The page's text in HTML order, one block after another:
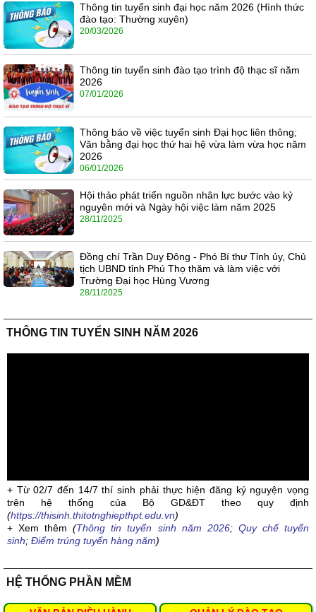
Thông tin tuyển sinh đại học năm 2026 (Hình thức
đào tạo: Thường xuyên)
20/03/2026
Thông tin tuyển sinh đào tạo trình độ thạc sĩ năm
2026
07/01/2026
Thông báo về việc tuyển sinh Đại học liên thông;
Văn bằng đại học thứ hai hệ vừa làm vừa học năm
2026
06/01/2026
Hội thảo phát triển nguồn nhân lực bước vào kỷ
nguyên mới và Ngày hội việc làm năm 2025
28/11/2025
Đồng chí Trần Duy Đông - Phó Bí thư Tỉnh ủy, Chủ
tịch UBND tỉnh Phú Thọ thăm và làm việc với
Trường Đại học Hùng Vương
28/11/2025
THÔNG TIN TUYỂN SINH NĂM 2026
+ Từ 02/7 đến 14/7 thí sinh phải thực hiện đăng ký nguyện vọng
trên hệ thống của Bộ GD&ĐT theo quy định
(https://thisinh.thitotnghiepthpt.edu.vn)
+ Xem thêm(Thông tin tuyển sinh năm 2026; Quy chế tuyển
sinh; Điểm trúng tuyển hàng năm)
HỆ THỐNG PHẦN MỀM